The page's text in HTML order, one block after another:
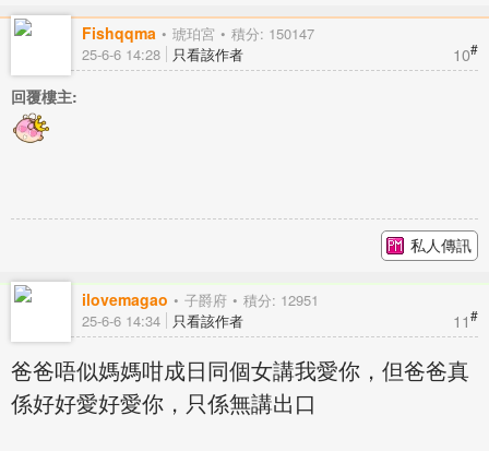
Fishqqma 琥珀宮 積分: 150147
10#
25-6-6 14:28 只看該作者
回覆樓主:
私人傳訊
ilovemagao 子爵府 積分: 12951
11#
25-6-6 14:34 只看該作者
爸爸唔似媽媽咁成日同個女講我愛你，但爸爸真
係好好愛好愛你，只係無講出口